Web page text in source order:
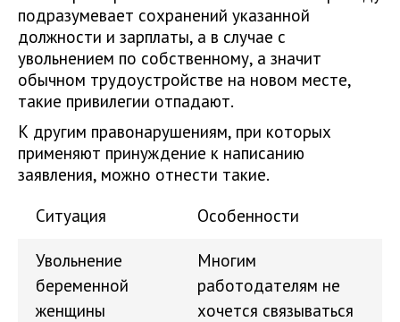
подразумевает сохранений указанной
должности и зарплаты, а в случае с
увольнением по собственному, а значит
обычном трудоустройстве на новом месте,
такие привилегии отпадают.
К другим правонарушениям, при которых
применяют принуждение к написанию
заявления, можно отнести такие.
Ситуация
Особенности
Увольнение
беременной
женщины
Многим
работодателям не
хочется связываться